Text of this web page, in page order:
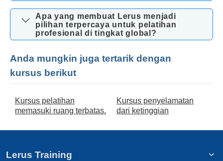
Apa yang membuat Lerus menjadi
pilihan terpercaya untuk pelatihan
profesional di tingkat global?
Anda mungkin juga tertarik dengan
kursus berikut
Kursus pelatihan
memasuki ruang terbatas.
Kursus penyelamatan
dari ketinggian
Lerus Training